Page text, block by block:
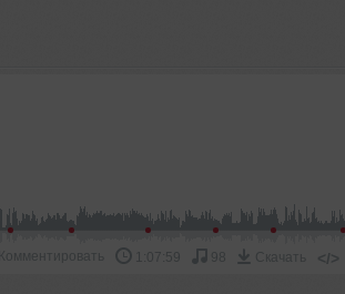
Комментировать 1:07:59 98 Скачать </>